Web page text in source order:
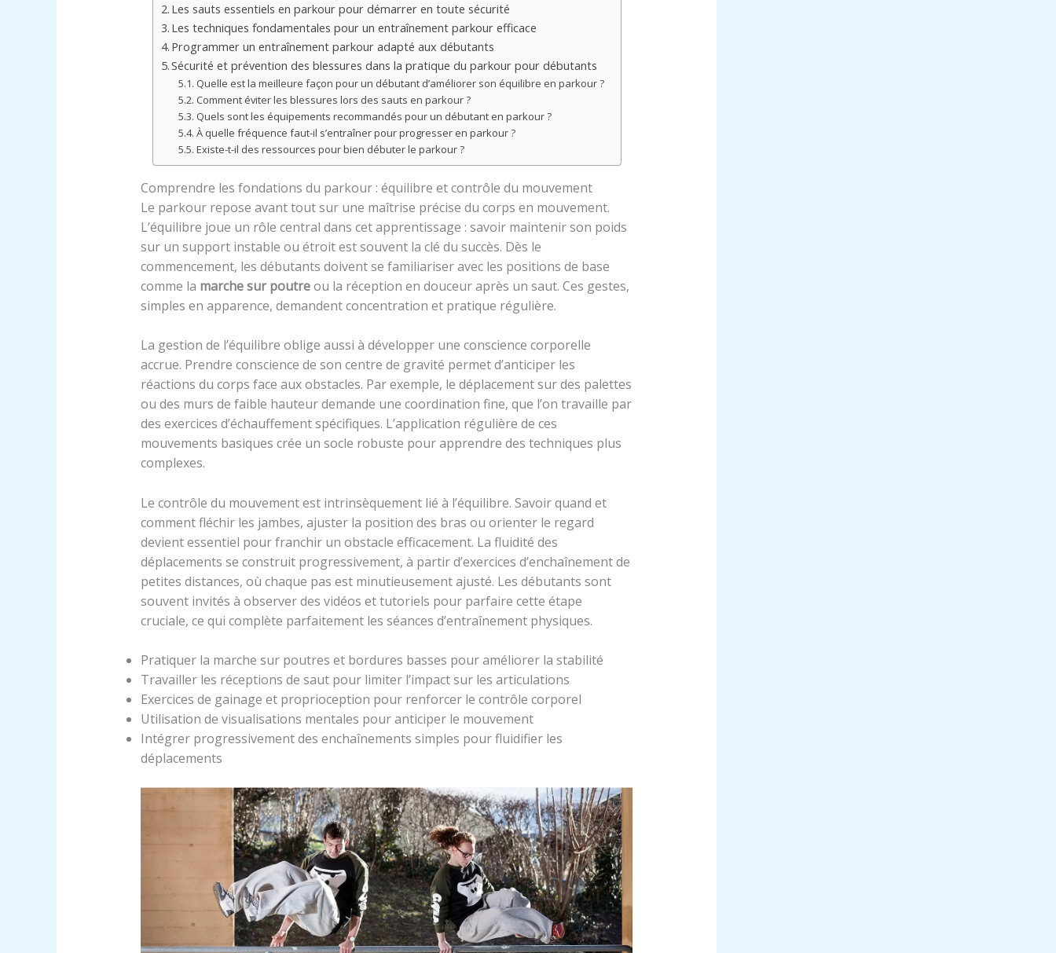
Les sauts essentiels en parkour pour démarrer en toute sécurité
Les techniques fondamentales pour un entraînement parkour efficace
Programmer un entraînement parkour adapté aux débutants
Sécurité et prévention des blessures dans la pratique du parkour pour débutants
Quelle est la meilleure façon pour un débutant d’améliorer son équilibre en parkour ?
Comment éviter les blessures lors des sauts en parkour ?
Quels sont les équipements recommandés pour un débutant en parkour ?
À quelle fréquence faut-il s’entraîner pour progresser en parkour ?
Existe-t-il des ressources pour bien débuter le parkour ?
Comprendre les fondations du parkour : équilibre et contrôle du mouvement
Le parkour repose avant tout sur une maîtrise précise du corps en mouvement.
L’équilibre joue un rôle central dans cet apprentissage : savoir maintenir son poids
sur un support instable ou étroit est souvent la clé du succès. Dès le
commencement, les débutants doivent se familiariser avec les positions de base
comme la marche sur poutreou la réception en douceur après un saut. Ces gestes,
simples en apparence, demandent concentration et pratique régulière.
La gestion de l’équilibre oblige aussi à développer une conscience corporelle
accrue. Prendre conscience de son centre de gravité permet d’anticiper les
réactions du corps face aux obstacles. Par exemple, le déplacement sur des palettes
ou des murs de faible hauteur demande une coordination fine, que l’on travaille par
des exercices d’échauffement spécifiques. L’application régulière de ces
mouvements basiques crée un socle robuste pour apprendre des techniques plus
complexes.
Le contrôle du mouvement est intrinsèquement lié à l’équilibre. Savoir quand et
comment fléchir les jambes, ajuster la position des bras ou orienter le regard
devient essentiel pour franchir un obstacle efficacement. La fluidité des
déplacements se construit progressivement, à partir d’exercices d’enchaînement de
petites distances, où chaque pas est minutieusement ajusté. Les débutants sont
souvent invités à observer des vidéos et tutoriels pour parfaire cette étape
cruciale, ce qui complète parfaitement les séances d’entraînement physiques.
Pratiquer la marche sur poutres et bordures basses pour améliorer la stabilité
Travailler les réceptions de saut pour limiter l’impact sur les articulations
Exercices de gainage et proprioception pour renforcer le contrôle corporel
Utilisation de visualisations mentales pour anticiper le mouvement
Intégrer progressivement des enchaînements simples pour fluidifier les
déplacements